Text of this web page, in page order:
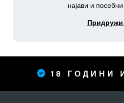
најави и посебни
Придружи
18 ГОДИНИ